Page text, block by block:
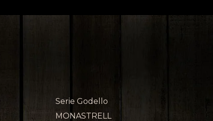
Serie Godello
MONASTRELL